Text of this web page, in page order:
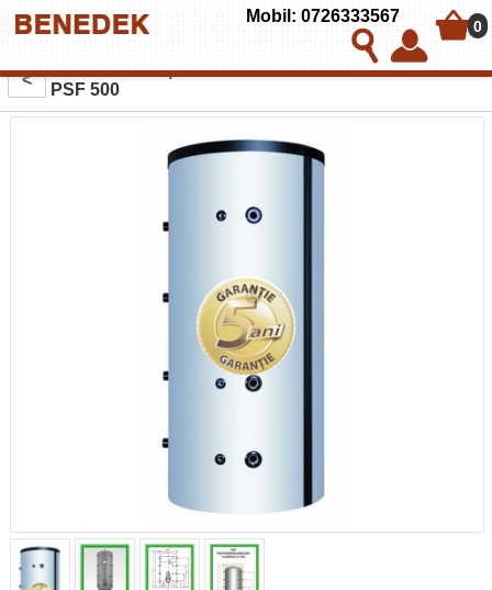
Mobil: 0726333567
0
<
Puffer fara serpentina cu flansa Austria-Email model
PSF 500